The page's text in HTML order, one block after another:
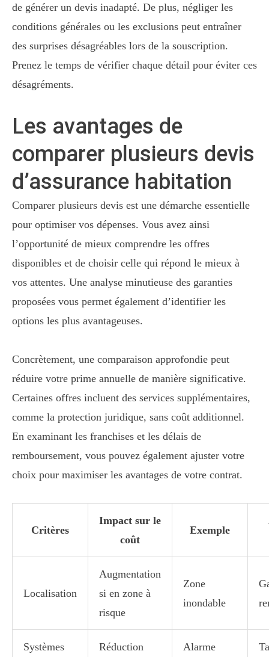
de générer un devis inadapté. De plus, négliger les
conditions générales ou les exclusions peut entraîner
des surprises désagréables lors de la souscription.
Prenez le temps de vérifier chaque détail pour éviter ces
désagréments.
Les avantages de
comparer plusieurs devis
d’assurance habitation
Comparer plusieurs devis est une démarche essentielle
pour optimiser vos dépenses. Vous avez ainsi
l’opportunité de mieux comprendre les offres
disponibles et de choisir celle qui répond le mieux à
vos attentes. Une analyse minutieuse des garanties
proposées vous permet également d’identifier les
options les plus avantageuses.
Concrètement, une comparaison approfondie peut
réduire votre prime annuelle de manière significative.
Certaines offres incluent des services supplémentaires,
comme la protection juridique, sans coût additionnel.
En examinant les franchises et les délais de
remboursement, vous pouvez également ajuster votre
choix pour maximiser les avantages de votre contrat.
Critères
Impact sur le
coût
Exemple
Localisation
Augmentation
si en zone à
risque
Zone
inondable
Systèmes
Réduction
Alarme